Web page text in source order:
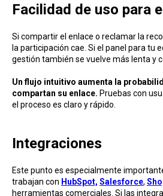
Facilidad de uso p ara
Si compartir el enlace o reclamar la
la participación cae. Si el panel para tu
gestión también se vuelve más lenta y
Un flujo intuitivo aumenta la
compartan su enlace. Pruebas con
el proceso es claro y rápido.
Integracio nes
Este punto es especialmente
trabajan con HubSpot, Salesforce,
herramientas comerciales. Si las